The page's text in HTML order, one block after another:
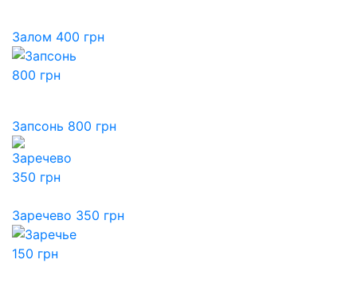
Залом 400 грн
Запсонь 800 грн
Заречево 350 грн